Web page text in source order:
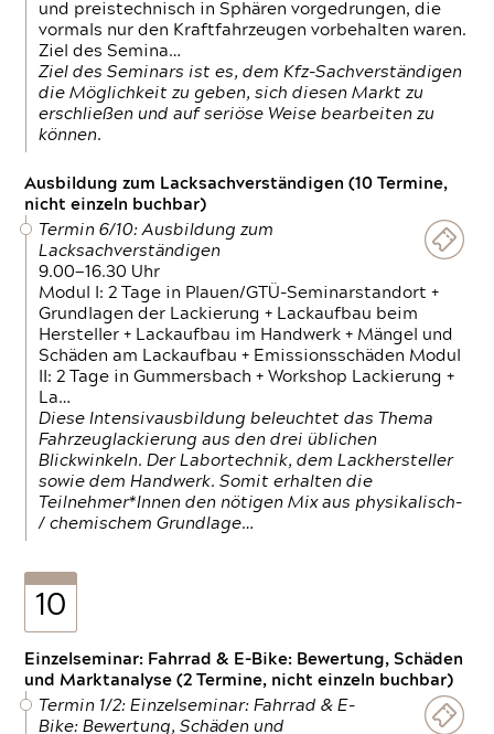
und preistechnisch in Sphären vorgedrungen, die
vormals nur den Kraftfahrzeugen vorbehalten waren.
Ziel des Semina…
Ziel des Seminars ist es, dem Kfz-Sachverständigen
die Möglichkeit zu geben, sich diesen Markt zu
erschließen und auf seriöse Weise bearbeiten zu
können.
Ausbildung zum Lacksachverständigen (10 Termine,
nicht einzeln buchbar)
Termin 6/10: Ausbildung zum
Lacksachverständigen
9.00—16.30 Uhr
Modul I: 2 Tage in Plauen/GTÜ-Seminarstandort +
Grundlagen der Lackierung + Lackaufbau beim
Hersteller + Lackaufbau im Handwerk + Mängel und
Schäden am Lackaufbau + Emissionsschäden Modul
II: 2 Tage in Gummersbach + Workshop Lackierung +
La…
Diese Intensivausbildung beleuchtet das Thema
Fahrzeuglackierung aus den drei üblichen
Blickwinkeln. Der Labortechnik, dem Lackhersteller
sowie dem Handwerk. Somit erhalten die
Teilnehmer*Innen den nötigen Mix aus physikalisch-
/ chemischem Grundlage…
10
Einzelseminar: Fahrrad & E-Bike: Bewertung, Schäden
und Marktanalyse (2 Termine, nicht einzeln buchbar)
Termin 1/2: Einzelseminar: Fahrrad & E-
Bike: Bewertung, Schäden und